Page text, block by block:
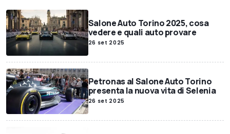
Salone Auto Torino 2025, cosa
vedere e quali auto provare
26 set 2025
Petronas al Salone Auto Torino
presenta la nuova vita di Selenia
26 set 2025